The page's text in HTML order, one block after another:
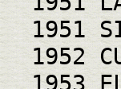
1951
1952
1953